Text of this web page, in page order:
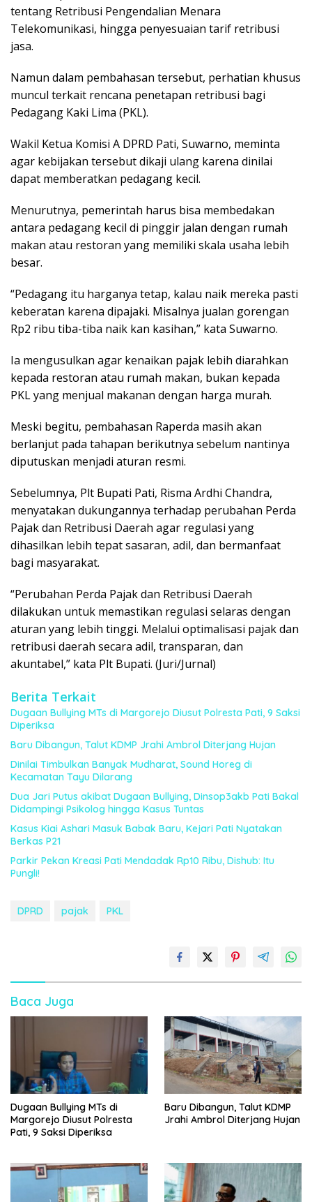
tentang Retribusi Pengendalian Menara
Telekomunikasi, hingga penyesuaian tarif retribusi
jasa.
Namun dalam pembahasan tersebut, perhatian khusus
muncul terkait rencana penetapan retribusi bagi
Pedagang Kaki Lima (PKL).
Wakil Ketua Komisi A DPRD Pati, Suwarno, meminta
agar kebijakan tersebut dikaji ulang karena dinilai
dapat memberatkan pedagang kecil.
Menurutnya, pemerintah harus bisa membedakan
antara pedagang kecil di pinggir jalan dengan rumah
makan atau restoran yang memiliki skala usaha lebih
besar.
“Pedagang itu harganya tetap, kalau naik mereka pasti
keberatan karena dipajaki. Misalnya jualan gorengan
Rp2 ribu tiba-tiba naik kan kasihan,” kata Suwarno.
Ia mengusulkan agar kenaikan pajak lebih diarahkan
kepada restoran atau rumah makan, bukan kepada
PKL yang menjual makanan dengan harga murah.
Meski begitu, pembahasan Raperda masih akan
berlanjut pada tahapan berikutnya sebelum nantinya
diputuskan menjadi aturan resmi.
Sebelumnya, Plt Bupati Pati, Risma Ardhi Chandra,
menyatakan dukungannya terhadap perubahan Perda
Pajak dan Retribusi Daerah agar regulasi yang
dihasilkan lebih tepat sasaran, adil, dan bermanfaat
bagi masyarakat.
“Perubahan Perda Pajak dan Retribusi Daerah
dilakukan untuk memastikan regulasi selaras dengan
aturan yang lebih tinggi. Melalui optimalisasi pajak dan
retribusi daerah secara adil, transparan, dan
akuntabel,” kata Plt Bupati. (Juri/Jurnal)
Berita Terkait
Dugaan Bullying MTs di Margorejo Diusut Polresta Pati, 9 Saksi
Diperiksa
Baru Dibangun, Talut KDMP Jrahi Ambrol Diterjang Hujan
Dinilai Timbulkan Banyak Mudharat, Sound Horeg di
Kecamatan Tayu Dilarang
Dua Jari Putus akibat Dugaan Bullying, Dinsop3akb Pati Bakal
Didampingi Psikolog hingga Kasus Tuntas
Kasus Kiai Ashari Masuk Babak Baru, Kejari Pati Nyatakan
Berkas P21
Parkir Pekan Kreasi Pati Mendadak Rp10 Ribu, Dishub: Itu
Pungli!
DPRD pajak PKL
Baca Juga
Dugaan Bullying MTs di
Margorejo Diusut Polresta
Pati, 9 Saksi Diperiksa
Baru Dibangun, Talut KDMP
Jrahi Ambrol Diterjang Hujan